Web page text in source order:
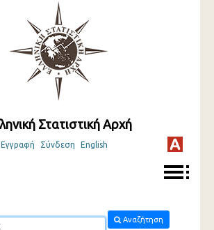
Στατιστική Αρχή
Εγγραφή Σύνδεση English
Αναζήτηση